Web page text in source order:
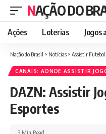
NAÇÃO DO
Ações Loterias Jogos
Nação do Brasil > Notícias > Assistir Futebol
CANAIS: AONDE ASSISTIR
DAZN: Assistir
Esportes